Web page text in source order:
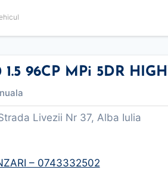
96CP MPi 5DR
Livezii Nr 37, Alba Iulia
– 0743332502